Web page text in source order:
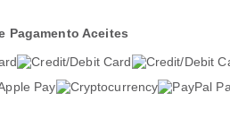
Pagamento Aceites